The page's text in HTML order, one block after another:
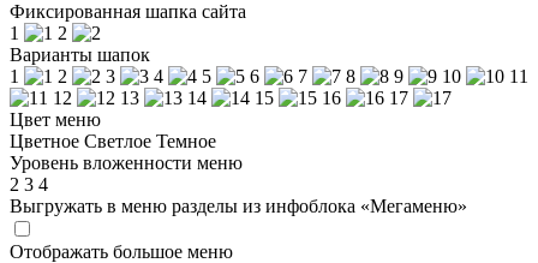
Фиксированная шапка сайта
1
2
Варианты шапок
1
2 3 4 5 6 7 8 9 10
11
12
13 14 15 16
17
Цвет меню
Цветное Светлое Темное
Уровень вложенности меню
2 3 4
Выгружать в меню разделы из инфоблока «Мегаменю»
Отображать большое меню